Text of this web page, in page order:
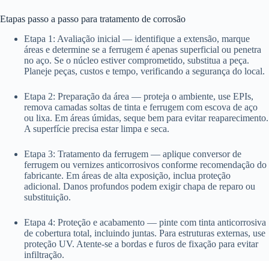
Etapas passo a passo para tratamento de corrosão
Etapa 1: Avaliação inicial — identifique a extensão, marque
áreas e determine se a ferrugem é apenas superficial ou penetra
no aço. Se o núcleo estiver comprometido, substitua a peça.
Planeje peças, custos e tempo, verificando a segurança do local.
Etapa 2: Preparação da área — proteja o ambiente, use EPIs,
remova camadas soltas de tinta e ferrugem com escova de aço
ou lixa. Em áreas úmidas, seque bem para evitar reaparecimento.
A superfície precisa estar limpa e seca.
Etapa 3: Tratamento da ferrugem — aplique conversor de
ferrugem ou vernizes anticorrosivos conforme recomendação do
fabricante. Em áreas de alta exposição, inclua proteção
adicional. Danos profundos podem exigir chapa de reparo ou
substituição.
Etapa 4: Proteção e acabamento — pinte com tinta anticorrosiva
de cobertura total, incluindo juntas. Para estruturas externas, use
proteção UV. Atente-se a bordas e furos de fixação para evitar
infiltração.